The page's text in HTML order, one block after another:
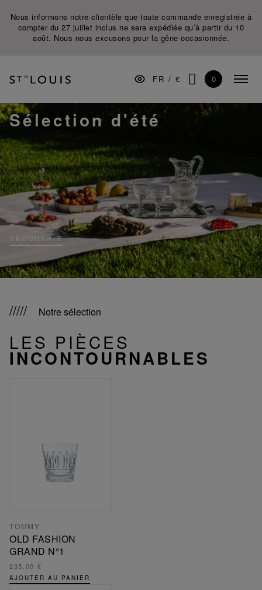
navigation
contenu
pied
Nous informons notre clientèle que toute commande enregistrée à
compter du 27 juillet inclus ne sera expédiée qu’à partir du 10
août. Nous nous excusons pour la gêne occasionnée.
Menu
FR / €
CHERCHER
0
BAR
DÉCORATION
LUMINAIRES
CADEAUX
MUSÉE
MANUFACTURE
PROFESSIONNELS
Sélection d'été
DÉCOUVRIR
Notre sélection
LES PIÈCES
INCONTOURNABLES
TOMMY
OLD FASHION
GRAND N°1
235,00 €
AJOUTER AU PANIER